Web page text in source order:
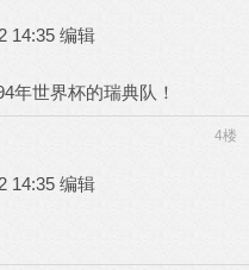
14:35 编辑
年世界杯的瑞典队！
4楼
14:35 编辑